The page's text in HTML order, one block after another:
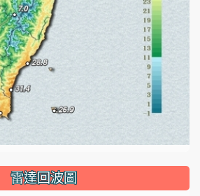
雷達回波圖